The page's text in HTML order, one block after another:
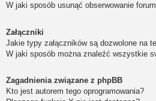
W jaki sposób usunąć obserwowanie
Załączniki
Jakie typy załączników są dozwolone na
W jaki sposób można znaleźć wszystkie
Zagadnienia związane z phpBB
Kto jest autorem tego oprogramowania?